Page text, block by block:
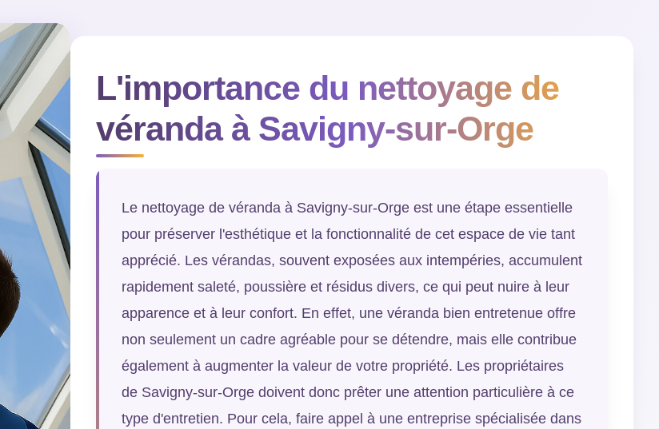
L'importance du nettoyage de
véranda à Savigny-sur-Orge
Le nettoyage de véranda à Savigny-sur-Orge est une étape essentielle
pour préserver l'esthétique et la fonctionnalité de cet espace de vie tant
apprécié. Les vérandas, souvent exposées aux intempéries, accumulent
rapidement saleté, poussière et résidus divers, ce qui peut nuire à leur
apparence et à leur confort. En effet, une véranda bien entretenue offre
non seulement un cadre agréable pour se détendre, mais elle contribue
également à augmenter la valeur de votre propriété. Les propriétaires
de Savigny-sur-Orge doivent donc prêter une attention particulière à ce
type d'entretien. Pour cela, faire appel à une entreprise spécialisée dans